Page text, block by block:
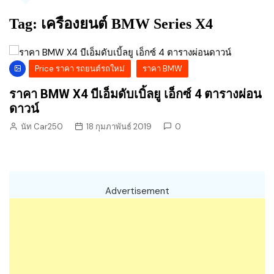
Tag: เครื่องยนต์ BMW Series X4
Price ราคา รถยนต์รถใหม่ ราคา BMW
ราคา BMW X4 บีเอ็มดับเบิ้ลยู เอ็กซ์ 4 ตารางผ่อน
ดาวน์
นัท Car250 18 กุมภาพันธ์ 2019 0
Advertisement